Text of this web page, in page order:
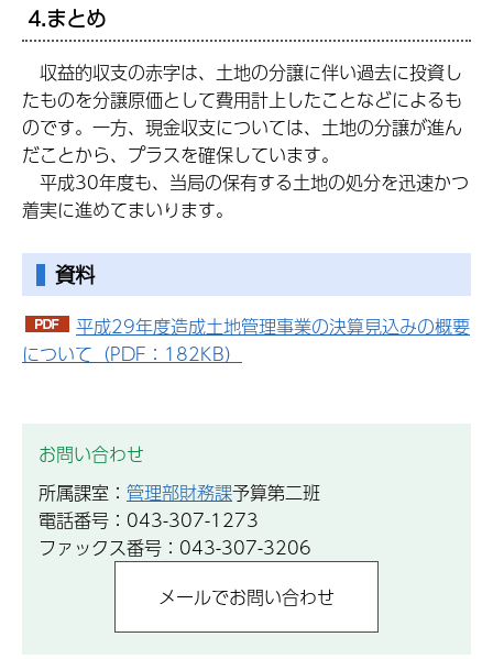
4.まとめ
収益的収支の赤字は、土地の分譲に伴い過去に投資し
たものを分譲原価として費用計上したことなどによるも
のです。一方、現金収支については、土地の分譲が進ん
だことから、プラスを確保しています。
平成30年度も、当局の保有する土地の処分を迅速かつ
着実に進めてまいります。
資料
平成29年度造成土地管理事業の決算見込みの概要
について（PDF：182KB）
お問い合わせ
所属課室： 管理部財務課予算第二班
電話番号：043-307-1273
ファックス番号：043-307-3206